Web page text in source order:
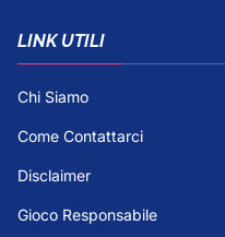
LINK UTILI
Chi Siamo
Come Contattarci
Disclaimer
Gioco Responsabile